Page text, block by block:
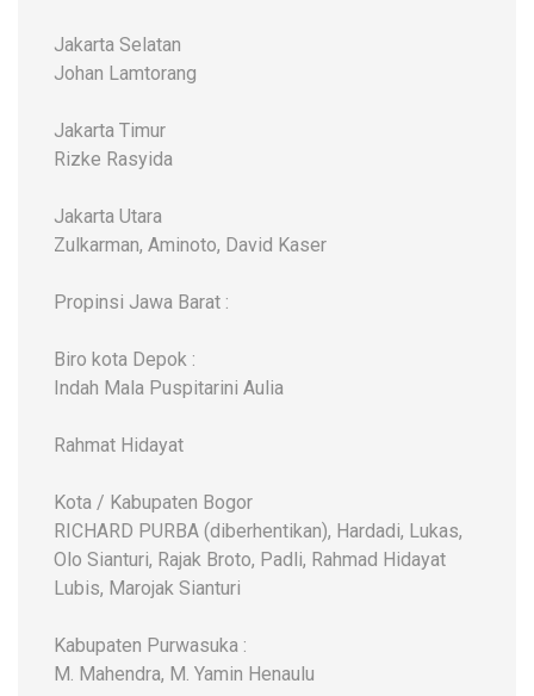
Jakarta Selatan
Johan Lamtorang
Jakarta Timur
Rizke Rasyida
Jakarta Utara
Zulkarman, Aminoto, David Kaser
Propinsi Jawa Barat :
Biro kota Depok :
Indah Mala Puspitarini Aulia
Rahmat Hidayat
Kota / Kabupaten Bogor
RICHARD PURBA (diberhentikan), Hardadi, Lukas,
Olo Sianturi, Rajak Broto, Padli, Rahmad Hidayat
Lubis, Marojak Sianturi
Kabupaten Purwasuka :
M. Mahendra, M. Yamin Henaulu